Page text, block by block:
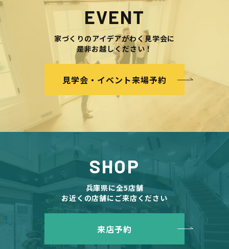
EVENT
家づくりのアイデアがわく見学会に
是非お越しください！
見学会・イベント来場予約
SHOP
兵庫県に全5店舗
お近くの店舗にご来店ください
来店予約